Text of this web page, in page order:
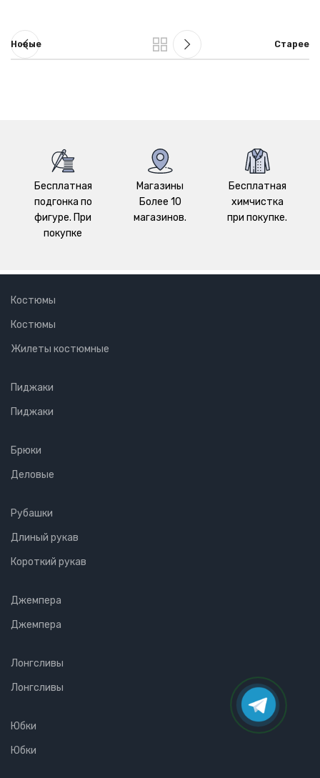
Новые Старее
Бесплатная
подгонка по
фигуре. При
покупке
Магазины
Более 10
магазинов.
Бесплатная
химчистка
при покупке.
Костюмы
Костюмы
Жилеты костюмные
Пиджаки
Пиджаки
Брюки
Деловые
Рубашки
Длиный рукав
Короткий рукав
Джемпера
Джемпера
Лонгсливы
Лонгсливы
Юбки
Юбки